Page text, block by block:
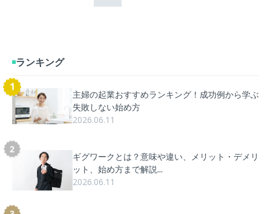
稿
ー
シ
ン
ランキング
主婦の起業おすすめランキング！成功例から学ぶ
失敗しない始め方
2026.06.11
ギグワークとは？意味や違い、メリット・デメリ
ット、始め方まで解説...
2026.06.11